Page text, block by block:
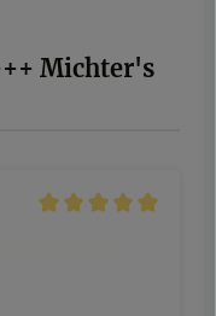
Michter's